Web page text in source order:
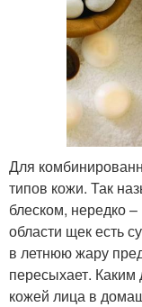
Для
типов кожи. Так
блеском, нередко
области щек есть
в летнюю жару
пересыхает.
кожей лица в